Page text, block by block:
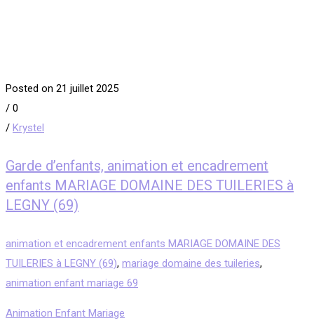
Posted on 21 juillet 2025
/ 0
/ Krystel
Garde d’enfants, animation et encadrement
enfants MARIAGE DOMAINE DES TUILERIES à
LEGNY (69)
animation et encadrement enfants MARIAGE DOMAINE DES
TUILERIES à LEGNY (69), mariage domaine des tuileries,
animation enfant mariage 69
Animation Enfant Mariage